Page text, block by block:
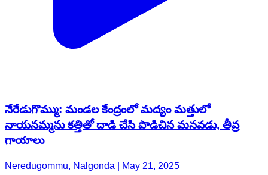
నేరేడుగొమ్ము: మండల కేంద్రంలో మద్యం మత్తులో
నాయనమ్మను కత్తితో దాడి చేసి పొడిచిన మనవడు, తీవ్ర
గాయాలు
Neredugommu, Nalgonda | May 21, 2025